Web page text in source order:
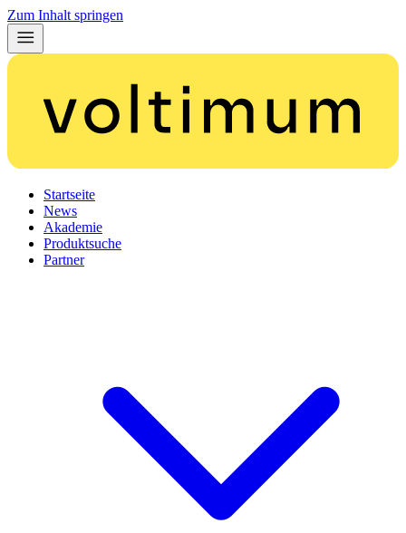
Zum Inhalt springen
Startseite
News
Akademie
Produktsuche
Partner